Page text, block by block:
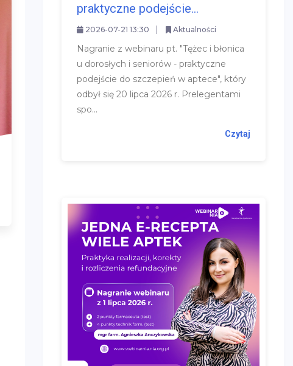
praktyczne podejście...
2026-07-21 13:30 Aktualności
Nagranie z webinaru pt. "Tężec i błonica
u dorosłych i seniorów - praktyczne
podejście do szczepień w aptece", który
odbył się 20 lipca 2026 r. Prelegentami
spo...
Czytaj